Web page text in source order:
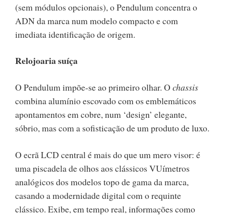
(sem módulos opcionais), o Pendulum concentra o
ADN da marca num modelo compacto e com
imediata identificação de origem.
Relojoaria suíça
O Pendulum impõe-se ao primeiro olhar. O chassis
combina alumínio escovado com os emblemáticos
apontamentos em cobre, num ‘design’ elegante,
sóbrio, mas com a sofisticação de um produto de luxo.
O ecrã LCD central é mais do que um mero visor: é
uma piscadela de olhos aos clássicos VUímetros
analógicos dos modelos topo de gama da marca,
casando a modernidade digital com o requinte
clássico. Exibe, em tempo real, informações como